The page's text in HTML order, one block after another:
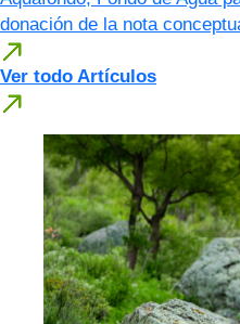
donación de la nota
Ver todo Artículos